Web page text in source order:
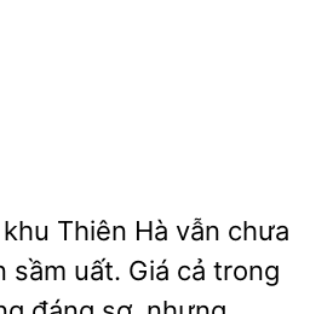
Thiên Hà vẫn chưa
sầm uất. Giá cả trong